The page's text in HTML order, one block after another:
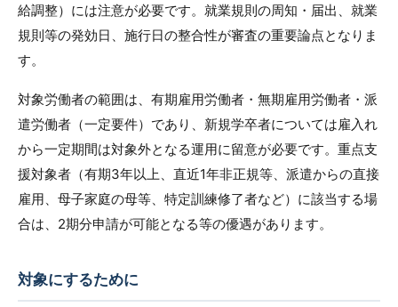
給調整）には注意が必要です。就業規則の周知・届出、就業
規則等の発効日、施行日の整合性が審査の重要論点となりま
す。
対象労働者の範囲は、有期雇用労働者・無期雇用労働者・派
遣労働者（一定要件）であり、新規学卒者については雇入れ
から一定期間は対象外となる運用に留意が必要です。重点支
援対象者（有期3年以上、直近1年非正規等、派遣からの直接
雇用、母子家庭の母等、特定訓練修了者など）に該当する場
合は、2期分申請が可能となる等の優遇があります。
対象にするために